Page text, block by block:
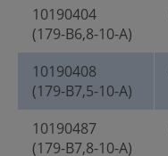
10190404
(179-B6,8-10-A)
10190408
(179-B7,5-10-A)
10190487
(179-B7,8-10-A)